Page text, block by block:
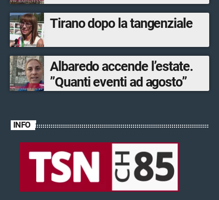
Tirano dopo la tangenziale
Albaredo accende l’estate.
”Quanti eventi ad agosto”
INFO